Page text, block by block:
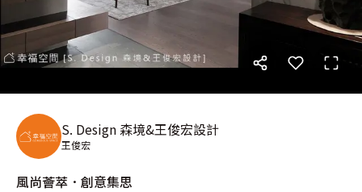
S. Design 森境&王俊宏設計
王俊宏
風尚薈萃．創意集思